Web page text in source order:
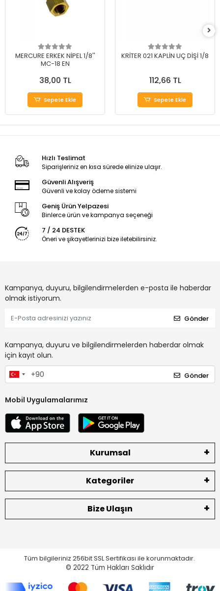
MERCURE ERKEK NİPEL 1/8''
MC-18 EN
38,00 TL
Sepete Ekle
KRİTER 021 KAPLİN UÇ DİŞİ 1/8
112,66 TL
Sepete Ekle
Hızlı Teslimat
Siparişleriniz en kısa sürede elinize ulaşır.
Güvenli Alışveriş
Güvenli ve kolay ödeme sistemi
Geniş Ürün Yelpazesi
Binlerce ürün ve kampanya seçeneği
7 / 24 DESTEK
Öneri ve şikayetlerinizi bize iletebilirsiniz.
Kampanya, duyuru, bilgilendirmelerden e-posta ile haberdar
olmak istiyorum.
Gönder
Kampanya, duyuru ve bilgilendirmelerden haberdar olmak
için kayıt olun.
Gönder
Mobil Uygulamalarımız
Kurumsal
Kategoriler
Bize Ulaşın
Tüm bilgileriniz 256bit SSL Sertifikası ile korunmaktadır.
© 2022 Tüm Hakları Saklıdır